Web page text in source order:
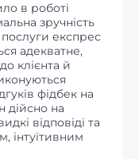
в роботі
зручність
експрес
адекватне,
клієнта й
фідбек на
дійсно на
відповіді та
інтуїтивним